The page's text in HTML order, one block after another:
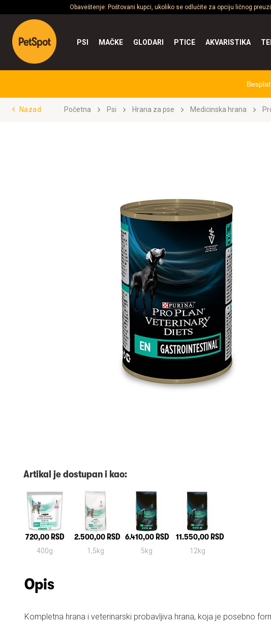
Obaveštenje: Poštovani kupci, ukoliko se odlučite za opciju ličnog
PSI MAČKE GLODARI PTICE AKVARISTIKA
Nazad Početna Psi Hrana za pse Medicinska hrana
Artikal je dostupan i kao:
720,00 RSD
400g
2.500,00 RSD
1,5kg
6.410,00 RSD
5kg
11.550,00 RSD
12kg
Opis
Kompletna hrana i veterinarski probavljiva hrana, koja je posebno